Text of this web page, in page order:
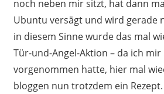
noch neben mir sitzt, hat dann
Ubuntu versägt und wird gerade
in diesem Sinne wurde das mal
Tür-und-Angel-Aktion – da ich
vorgenommen hatte, hier mal
bloggen nun trotzdem ein Rezept.